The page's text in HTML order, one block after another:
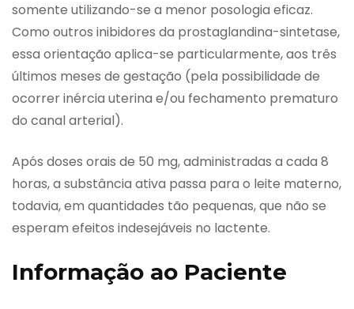
somente utilizando-se a menor posologia eficaz.
Como outros inibidores da prostaglandina-sintetase,
essa orientação aplica-se particularmente, aos três
últimos meses de gestação (pela possibilidade de
ocorrer inércia uterina e/ou fechamento prematuro
do canal arterial).
Após doses orais de 50 mg, administradas a cada 8
horas, a substância ativa passa para o leite materno,
todavia, em quantidades tão pequenas, que não se
esperam efeitos indesejáveis no lactente.
Informação ao Paciente